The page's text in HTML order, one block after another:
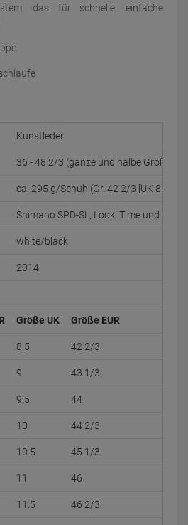
das für schnelle, einfache
Kunstleder
36 - 48 2/3 (ganze und halbe Größen)
ca. 295 g/Schuh (Gr. 42 2/3 [UK 8.5])
Shimano SPD-SL, Look, Time und
white/black
2014
Größe UK Größe EUR
8.5 42 2/3
9 43 1/3
9.5 44
10 44 2/3
10.5 45 1/3
11 46
11.5 46 2/3